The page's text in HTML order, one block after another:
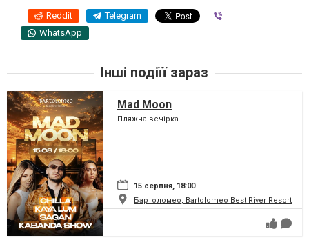
Reddit Telegram
WhatsApp
Інші подіїї зараз
Mad Moon
Пляжна вечірка
15 серпня, 18:00
Бартоломео, Bartolomeo Best River Resort